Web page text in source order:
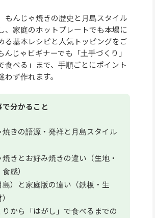
もんじゃ焼きの歴史と月島スタイル
、家庭のホットプレートでも本場に
る基本レシピと人気トッピングをご
んじゃビギナーでも「土手づくり」
食べる」まで、手順ごとにポイント
ず作れます。
で分かること
焼きの語源・発祥と月島スタイル
きとお好み焼きの違い（生地・
感）
島）と家庭版の違い（鉄板・生
から「はがし」で食べるまでの